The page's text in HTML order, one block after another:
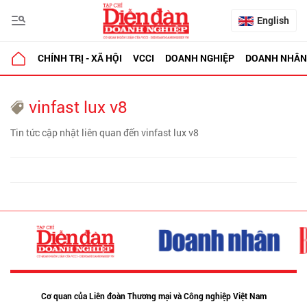
English
CHÍNH TRỊ - XÃ HỘI VCCI DOANH NGHIỆP DOANH NHÂN
vinfast lux v8
Tin tức cập nhật liên quan đến vinfast lux v8
Cơ quan của Liên đoàn Thương mại và Công nghiệp Việt Nam